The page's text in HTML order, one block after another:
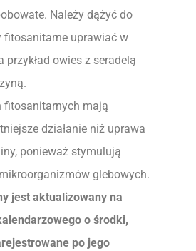
Należy dążyć do
fitosanitarne uprawiać w
przykład owies z seradelą
fitosanitarnych mają
działanie niż uprawa
ponieważ stymulują
glebowych.
jest aktualizowany na
o środki,
po jego